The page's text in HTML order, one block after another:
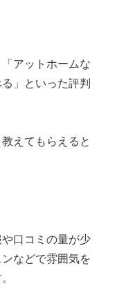
「アットホームな
」といった評判
えてもらえると
口コミの量が少
などで雰囲気を